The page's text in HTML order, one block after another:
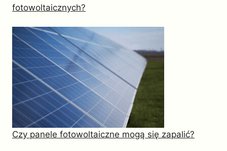
fotowoltaicznych?
Czy panele fotowoltaiczne mogą się zapalić?